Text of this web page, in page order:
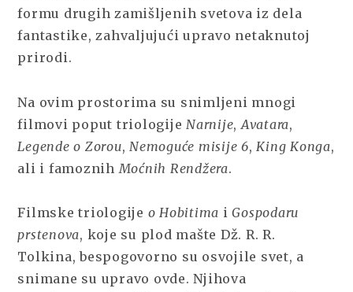
formu drugih zamišljenih svetova iz dela
fantastike, zahvaljujući upravo netaknutoj
prirodi.
Na ovim prostorima su snimljeni mnogi
filmovi poput triologije Narnije, Avatara,
Legende o Zorou, Nemoguće misije 6, King Konga,
ali i famoznih Moćnih Rendžera.
Filmske triologije o Hobitima iGospodaru
prstenova, koje su plod mašte Dž. R. R.
Tolkina, bespogovorno su osvojile svet, a
snimane su upravo ovde. Njihova